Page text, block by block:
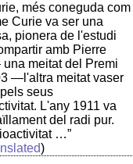
més coneguda com
Curie va ser una
pionera de l'estudi
amb Pierre
meitat del Premi
—l'altra meitat vaser
seus
L'any 1911 va
del radi pur.
…”
)